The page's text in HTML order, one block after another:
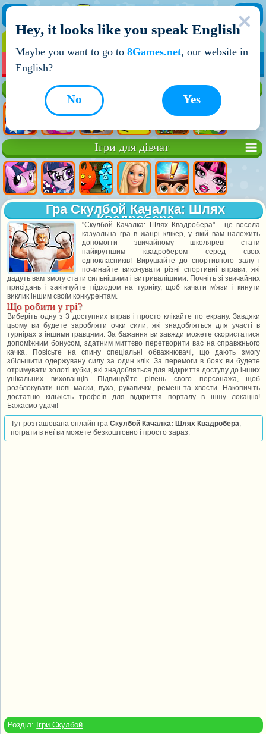
НОВІ ІГРИ
Ігри для дівчат
Гра Скулбой Качалка: Шлях
Квадробера
"Скулбой Качалка: Шлях Квадробера" - це весела
казуальна гра в жанрі клікер, у якій вам належить
допомогти звичайному школяреві стати
найкрутішим квадробером серед своїх
однокласників! Вирушайте до спортивного залу і
починайте виконувати різні спортивні вправи, які
дадуть вам змогу стати сильнішими і витривалішими. Почніть зі звичайних
присідань і закінчуйте підходом на турніку, щоб качати м'язи і кинути
виклик іншим своїм конкурентам.
Що робити у грі?
Виберіть одну з 3 доступних вправ і просто клікайте по екрану. Завдяки
цьому ви будете заробляти очки сили, які знадобляться для участі в
турнірах з іншими гравцями. За бажання ви завжди можете скористатися
допоміжним бонусом, здатним миттєво перетворити вас на справжнього
качка. Повісьте на спину спеціальні обважнювачі, що дають змогу
збільшити одержувану силу за один клік. За перемоги в боях ви будете
отримувати золоті кубки, які знадобляться для відкриття доступу до інших
унікальних вихованців. Підвищуйте рівень свого персонажа, щоб
розблокувати нові маски, вуха, рукавички, ремені та хвости. Накопичіть
достатню кількість трофеїв для відкриття порталу в іншу локацію!
Бажаємо удачі!
Тут розташована онлайн граСкулбой Качалка: Шлях Квадробера,
пограти в неї ви можете безкоштовно і просто зараз.
Розділ: Ігри Скулбой
Hey, it looks like you speak English
Maybe you want to go to 8Games.net, our website in
English?
Yes
No